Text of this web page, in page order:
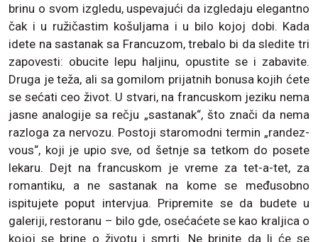
brinu o svom izgledu, uspevajući da izgledaju elegantno
čak i u ružičastim košuljama i u bilo kojoj dobi. Kada
idete na sastanak sa Francuzom, trebalo bi da sledite tri
zapovesti: obucite lepu haljinu, opustite se i zabavite.
Druga je teža, ali sa gomilom prijatnih bonusa kojih ćete
se sećati ceo život. U stvari, na francuskom jeziku nema
jasne analogije sa rečju „sastanak“, što znači da nema
razloga za nervozu. Postoji staromodni termin „randez-
vous“, koji je upio sve, od šetnje sa tetkom do posete
lekaru. Dejt na francuskom je vreme za tet-a-tet, za
romantiku, a ne sastanak na kome se međusobno
ispitujete poput intervjua. Pripremite se da budete u
galeriji, restoranu – bilo gde, osećaćete se kao kraljica o
kojoj se brine o životu i smrti. Ne brinite da li će se